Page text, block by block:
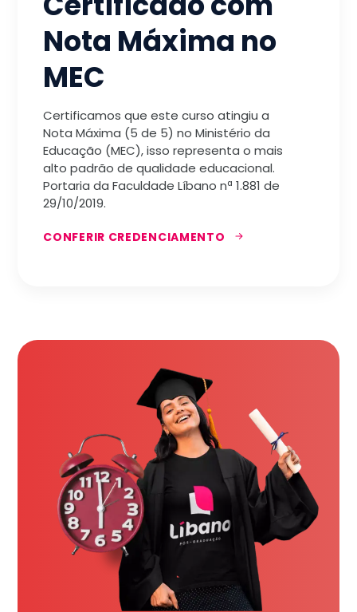
Nota Máxima no
MEC
Certificamos que este curso atingiu a
Nota Máxima (5 de 5) no Ministério da
Educação (MEC), isso representa o mais
alto padrão de qualidade educacional.
Portaria da Faculdade Líbano nª 1.881 de
29/10/2019.
CONFERIR CREDENCIAMENTO